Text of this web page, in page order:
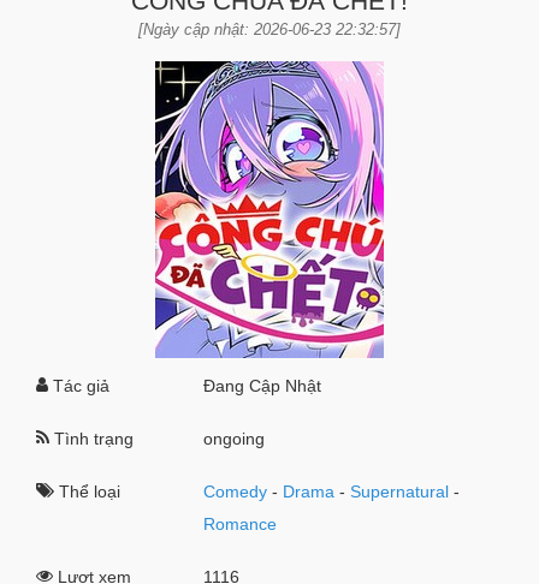
[Ngày cập nhật: 2026-06-23 22:32:57]
Tác giả Đang Cập Nhật
Tình trạng ongoing
Thể loại Comedy - Drama -Supernatural -
Romance
Lượt xem 1116